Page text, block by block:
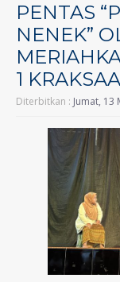
PENTAS
NENEK”
1
Diterbitkan : Jumat, 13